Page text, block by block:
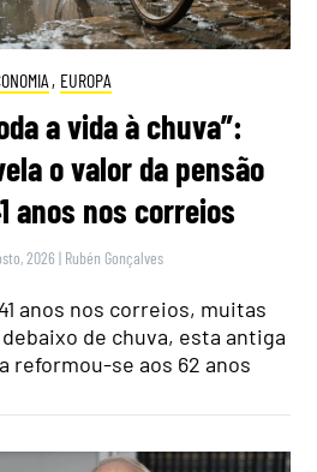
, EUROPA
a vida à chuva”:
o valor da pensão
anos nos correios
2026 | Rubén Gonçalves
anos nos correios, muitas
de chuva, esta antiga
reformou-se aos 62 anos